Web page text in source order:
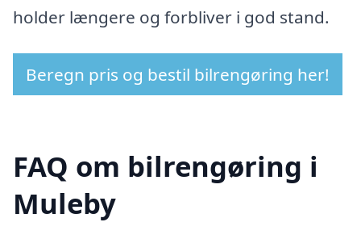
holder længere og forbliver i god stand.
Beregn pris og bestil bilrengøring her!
FAQ om bilrengøring i
Muleby